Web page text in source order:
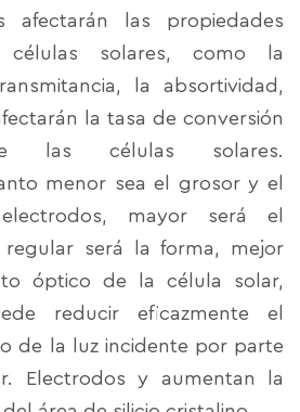
afectarán las propiedades
solares, como la
la absortividad,
la tasa de conversión
las células solares.
menor sea el grosor y el
mayor será el
será la forma, mejor
óptico de la célula solar,
reducir eficazmente el
de la luz incidente por parte
Electrodos y aumentan la